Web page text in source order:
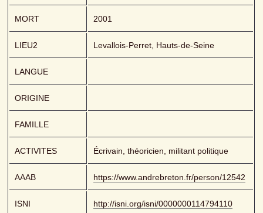
MORT 2001
LIEU2 Levallois-Perret, Hauts-de-Seine
LANGUE
ORIGINE
FAMILLE
ACTIVITES Écrivain, théoricien, militant politique
AAAB https://www.andrebreton.fr/person/12542
ISNI http://isni.org/isni/0000000114794110